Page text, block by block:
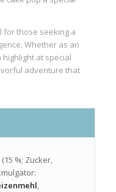
for those seeking a
Whether as an
at special
adventure that
%; Zucker,
,